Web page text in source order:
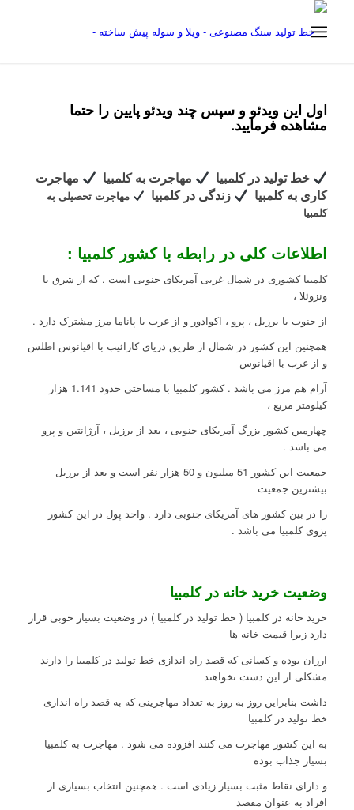
اول این ویدئو و سپس چند ویدئو پایین را حتما
مشاهده فرمایید.
خط تولید در کلمبیا مهاجرت به کلمبیا
مهاجرت
کاری به کلمبیا
زندگی در کلمبیا
مهاجرت تحصیلی به
کلمبیا
اطلاعات کلی در رابطه با کشور کلمبیا :
کلمبیا کشوری در شمال غربی آمریکای جنوبی است . که از شرق با
ونزوئلا ،
از جنوب با برزیل ، پرو ، اکوادور و از غرب با پاناما مرز مشترک دارد .
همچنین این کشور در شمال از طریق دریای کارائیب با اقیانوس اطلس
و از غرب با اقیانوس
آرام هم مرز می باشد . کشور کلمبیا با مساحتی حدود 1.141 هزار
کیلومتر مربع ،
چهارمین کشور بزرگ آمریکای جنوبی ، بعد از برزیل ، آرژانتین و پرو
می باشد .
جمعیت این کشور 51 میلیون و 50 هزار نفر است و بعد از برزیل
بیشترین جمعیت
را در بین کشور های آمریکای جنوبی دارد . واحد پول در این کشور
پزوی کلمبیا می باشد .
وضعیت خرید خانه در کلمبیا
خرید خانه در کلمبیا ( خط تولید در کلمبیا ) در وضعیت بسیار خوبی قرار
دارد زیرا قیمت خانه ها
ارزان بوده و کسانی که قصد راه اندازی خط تولید در کلمبیا را دارند
مشکلی از این دست نخواهند
داشت بنابراین روز به روز به تعداد مهاجرینی که به قصد راه اندازی
خط تولید در کلمبیا
به این کشور مهاجرت می کنند افزوده می شود . مهاجرت به کلمبیا
بسیار جذاب بوده
و دارای نقاط مثبت بسیار زیادی است . همچنین انتخاب بسیاری از
افراد به عنوان مقصد